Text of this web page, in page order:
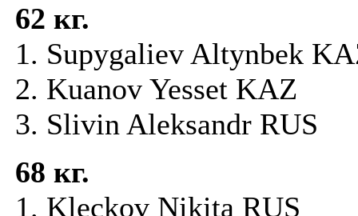
62 кг.
1. Supygaliev Altynbek
2. Kuanov Yesset KAZ
3. Slivin Aleksandr RUS
68 кг.
1. Kleckov Nikita RUS